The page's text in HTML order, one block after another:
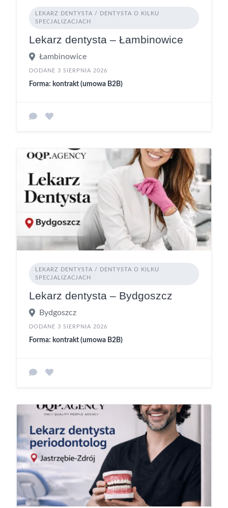
LEKARZ DENTYSTA / DENTYSTA O KILKU
SPECJALIZACJACH
Lekarz dentysta – Łambinowice
Łambinowice
DODANE 3 SIERPNIA 2026
Forma: kontrakt (umowa B2B)
LEKARZ DENTYSTA / DENTYSTA O KILKU
SPECJALIZACJACH
Lekarz dentysta – Bydgoszcz
Bydgoszcz
DODANE 3 SIERPNIA 2026
Forma: kontrakt (umowa B2B)